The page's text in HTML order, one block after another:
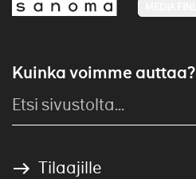
Kuinka voimme auttaa?
Tilaajille